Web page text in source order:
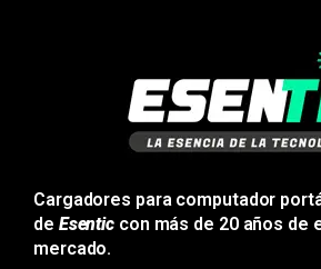
Cargadores para computador
de Esentic con más de 20 años de
mercado.